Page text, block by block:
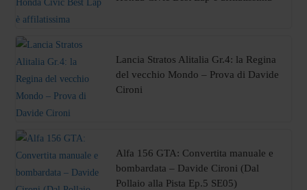
Lancia Stratos Alitalia Gr.4: la Regina
del vecchio Mondo – Prova di Davide
Cironi
Alfa 156 GTA: Convertita manuale e
bombardata – Davide Cironi (Dal
Pollaio alla Pista Ep.5 SE05)